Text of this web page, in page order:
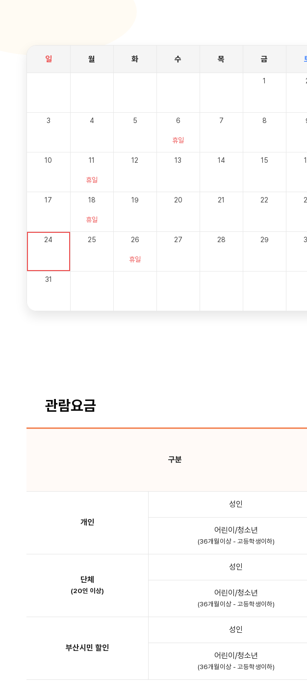
일 월 화 수 목 금
1
3 4 5 6
휴일
7 8
10 11
휴일
12 13 14 15
17 18
휴일
19 20 21 22
24 25 26
휴일
27 28 29
31
관람요금
구분
개인
성인
어린이/청소년
(36개월이상 - 고등학생이하)
단체
(20인 이상)
성인
어린이/청소년
(36개월이상 - 고등학생이하)
부산시민 할인
성인
어린이/청소년
(36개월이상 - 고등학생이하)